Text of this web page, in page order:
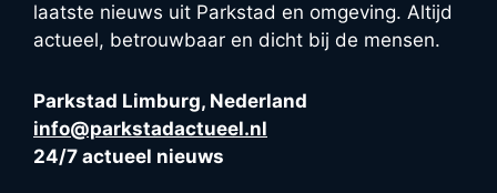
laatste nieuws uit Parkstad en omgeving. Altijd
actueel, betrouwbaar en dicht bij de mensen.
Parkstad Limburg, Nederland
info@parkstadactueel.nl
24/7 actueel nieuws